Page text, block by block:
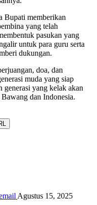
Bupati memberikan
yang telah
pasukan yang
untuk para guru serta
dukungan.
doa, dan
muda yang siap
generasi yang kelak akan
dan Indonesia.
Agustus 15, 2025